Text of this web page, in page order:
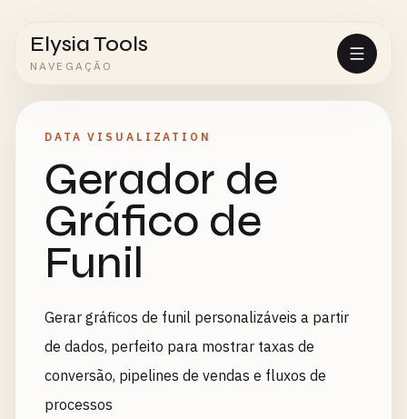
Elysia Tools
NAVEGAÇÃO
DATA VISUALIZATION
Gerador de
Gráfico de
Funil
Gerar gráficos de funil personalizáveis a partir
de dados, perfeito para mostrar taxas de
conversão, pipelines de vendas e fluxos de
processos